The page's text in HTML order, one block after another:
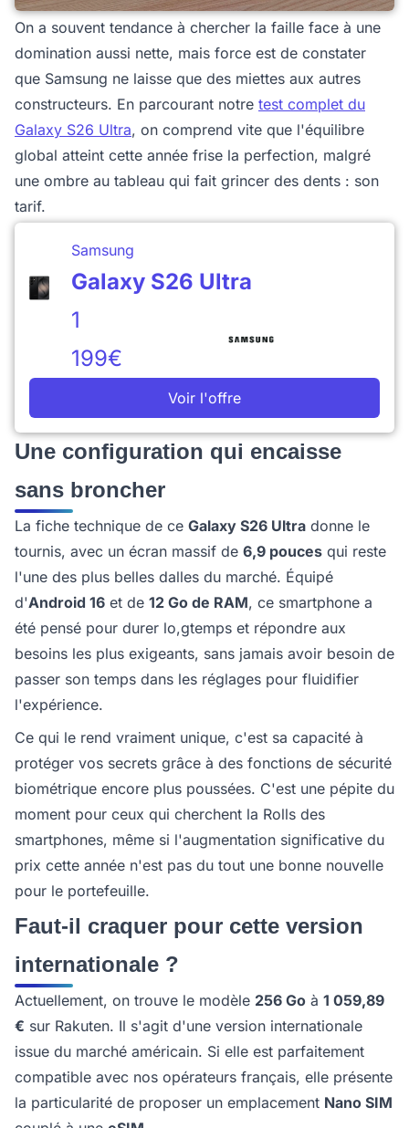
On a souvent tendance à chercher la faille face à une
domination aussi nette, mais force est de constater
que Samsung ne laisse que des miettes aux autres
constructeurs. En parcourant notre test complet du
Galaxy S26 Ultra, on comprend vite que l'équilibre
global atteint cette année frise la perfection, malgré
une ombre au tableau qui fait grincer des dents : son
tarif.
Samsung
Galaxy S26 Ultra
1
199€
Voir l'offre
Une configuration qui encaisse
sans broncher
La fiche technique de ce Galaxy S26 Ultra donne le
tournis, avec un écran massif de 6,9 pouces qui reste
l'une des plus belles dalles du marché. Équipé
d'Android 16 et de 12 Go de RAM, ce smartphone a
été pensé pour durer lo,gtemps et répondre aux
besoins les plus exigeants, sans jamais avoir besoin de
passer son temps dans les réglages pour fluidifier
l'expérience.
Ce qui le rend vraiment unique, c'est sa capacité à
protéger vos secrets grâce à des fonctions de sécurité
biométrique encore plus poussées. C'est une pépite du
moment pour ceux qui cherchent la Rolls des
smartphones, même si l'augmentation significative du
prix cette année n'est pas du tout une bonne nouvelle
pour le portefeuille.
Faut-il craquer pour cette version
internationale ?
Actuellement, on trouve le modèle 256 Go à 1 059,89
€ sur Rakuten. Il s'agit d'une version internationale
issue du marché américain. Si elle est parfaitement
compatible avec nos opérateurs français, elle présente
la particularité de proposer un emplacement Nano SIM